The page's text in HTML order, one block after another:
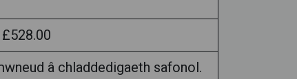
£528.00
â chladdedigaeth safonol.